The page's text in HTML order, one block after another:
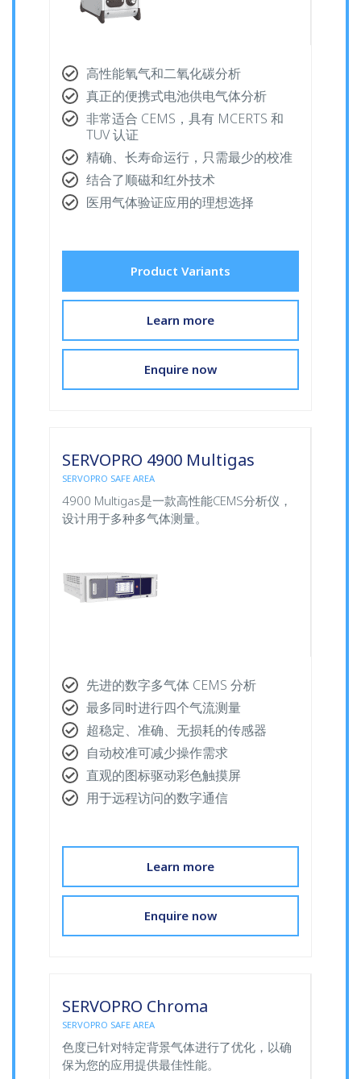
高性能氧气和二氧化碳分析
真正的便携式电池供电气体分析
非常适合 CEMS，具有 MCERTS 和
TUV 认证
精确、长寿命运行，只需最少的校准
结合了顺磁和红外技术
医用气体验证应用的理想选择
Product Variants
Learn more
Enquire now
SERVOPRO 4900 Multigas
SERVOPRO SAFE AREA
4900 Multigas是一款高性能CEMS分析仪，
设计用于多种多气体测量。
先进的数字多气体 CEMS 分析
最多同时进行四个气流测量
超稳定、准确、无损耗的传感器
自动校准可减少操作需求
直观的图标驱动彩色触摸屏
用于远程访问的数字通信
Learn more
Enquire now
SERVOPRO Chroma
SERVOPRO SAFE AREA
色度已针对特定背景气体进行了优化，以确
保为您的应用提供最佳性能。